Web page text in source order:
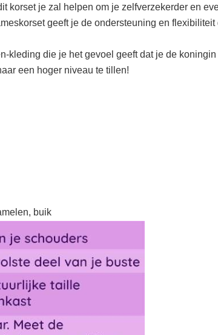
korset je zal helpen om je zelfverzekerder en
geeft je de ondersteuning en
kleding die je het gevoel geeft dat je de
een hoger niveau te tillen!
buik